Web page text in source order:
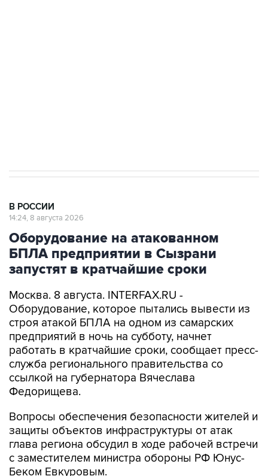
В РОССИИ
14:24, 8 августа 2026
Оборудование на атакованном
БПЛА предприятии в Сызрани
запустят в кратчайшие сроки
Москва. 8 августа. INTERFAX.RU -
Оборудование, которое пытались вывести из
строя атакой БПЛА на одном из самарских
предприятий в ночь на субботу, начнет
работать в кратчайшие сроки, сообщает пресс-
служба регионального правительства со
ссылкой на губернатора Вячеслава
Федорищева.
Вопросы обеспечения безопасности жителей и
защиты объектов инфраструктуры от атак
глава региона обсудил в ходе рабочей встречи
с заместителем министра обороны РФ Юнус-
Беком Евкуровым.